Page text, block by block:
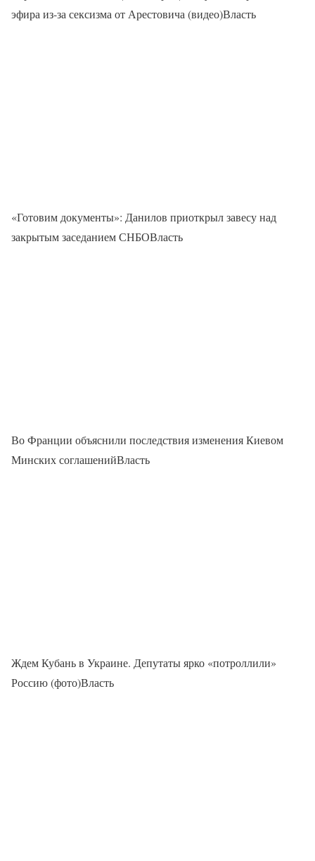
эфира из-за сексизма от Арестовича (видео)Власть
«Готовим документы»: Данилов приоткрыл завесу над
закрытым заседанием СНБОВласть
Во Франции объяснили последствия изменения Киевом
Минских соглашенийВласть
Ждем Кубань в Украине. Депутаты ярко «потроллили»
Россию (фото)Власть